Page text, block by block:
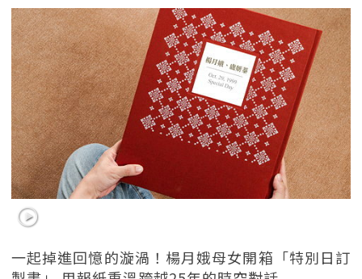
一起掉進回憶的漩渦！楊月娥母女開箱「特別日訂